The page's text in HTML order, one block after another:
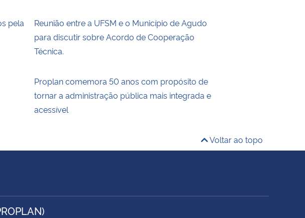
pela
Reunião entre a UFSM e o Município de Agudo
para discutir sobre Acordo de Cooperação
Técnica.
Proplan comemora 50 anos com propósito de
tornar a administração pública mais integrada e
acessível
Voltar ao topo